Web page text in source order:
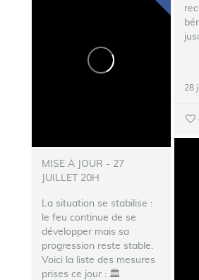
28
MISE À JOUR - 27
JUILLET 20H
La situation se stabilise :
le feu continue de se
développer mais sa
progression reste stable.
Voici la liste des mesures
prises ce jour : 🏛️